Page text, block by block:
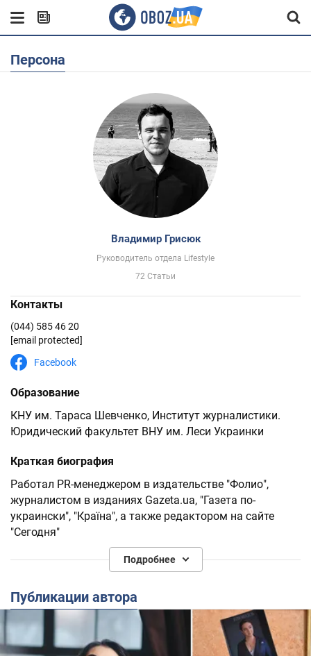
Персона
Владимир Грисюк
Руководитель отдела Lifestyle
72 Статьи
Контакты
(044) 585 46 20
[email protected]
Facebook
Образование
КНУ им. Тараса Шевченко, Институт журналистики.
Юридический факультет ВНУ им. Леси Украинки
Краткая биография
Работал PR-менеджером в издательстве "Фолио",
журналистом в изданиях Gazeta.ua, "Газета по-
украински", "Країна", а также редактором на сайте
"Сегодня"
Подробнее
Публикации автора